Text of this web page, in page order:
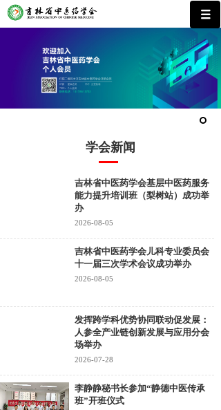
学会新闻
吉林省中医药学会基层中医药服务
能力提升培训班（梨树站）成功举
办
2026-08-05
吉林省中医药学会儿科专业委员会
十一届三次学术会议成功举办
2026-08-05
发挥跨学科优势协同联动促发展：
人参全产业链创新发展与应用分会
场举办
2026-07-28
李静静秘书长参加“静德中医传承
班”开班仪式